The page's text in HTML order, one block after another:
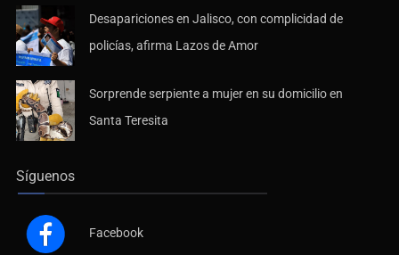
Desapariciones en Jalisco, con complicidad de
policías, afirma Lazos de Amor
Sorprende serpiente a mujer en su domicilio en
Santa Teresita
Síguenos
Facebook